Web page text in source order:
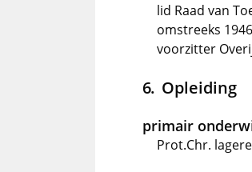
lid Raad van
omstreeks 1946
voorzitter
Opleiding
primair
Prot.Chr.